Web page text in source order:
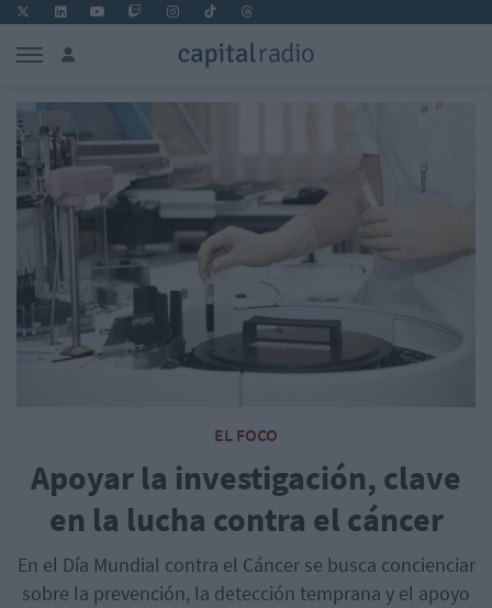
EL FOCO
Apoyar la investigación, clave
en la lucha contra el cáncer
En el Día Mundial contra el Cáncer se busca concienciar
sobre la prevención, la detección temprana y el apoyo